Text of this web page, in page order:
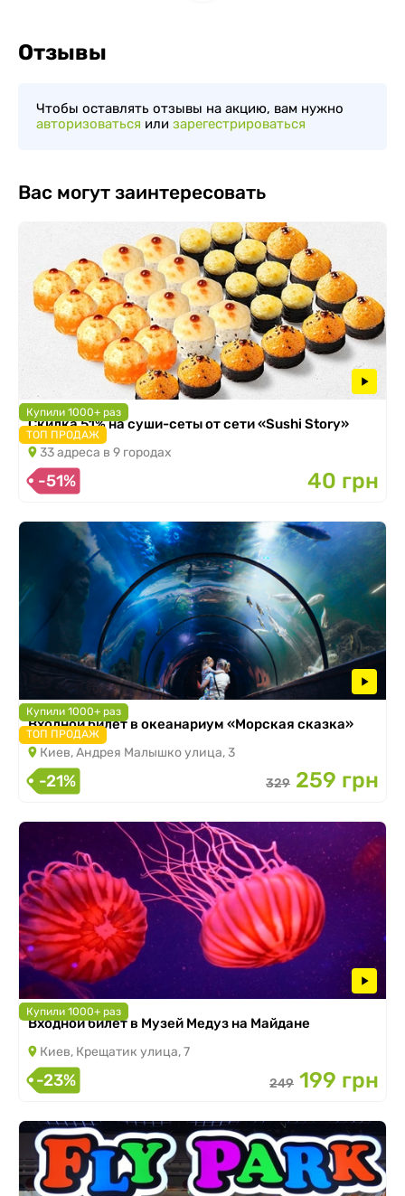
Отзывы
Чтобы оставлять отзывы на акцию, вам нужно
авторизоваться или зарегестрироваться
Вас могут заинтересовать
Купили 1000+ раз
ТОП ПРОДАЖ
Скидка 51% на суши-сеты от сети «Sushi Story»
33 адреса в 9 городах
-51% 40 грн
Купили 1000+ раз
ТОП ПРОДАЖ
Входной билет в океанариум «Морская сказка»
Киев, Андрея Малышко улица, 3
-21% 329 259 грн
Купили 1000+ раз
Входной билет в Музей Медуз на Майдане
Киев, Крещатик улица, 7
-23% 249 199 грн